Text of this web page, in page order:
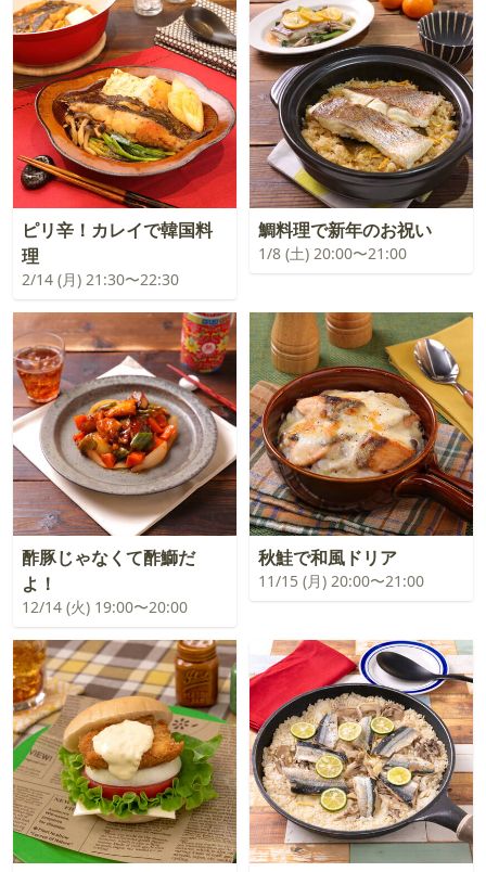
ピリ辛！カレイで韓国料
理
2/14 (月) 21:30〜22:30
鯛料理で新年のお祝い
1/8 (土) 20:00〜21:00
酢豚じゃなくて酢鰤だ
よ！
12/14 (火) 19:00〜20:00
秋鮭で和風ドリア
11/15 (月) 20:00〜21:00